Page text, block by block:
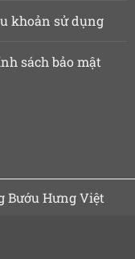
khoản sử dụng
sách bảo mật
Bướu Hưng Việt